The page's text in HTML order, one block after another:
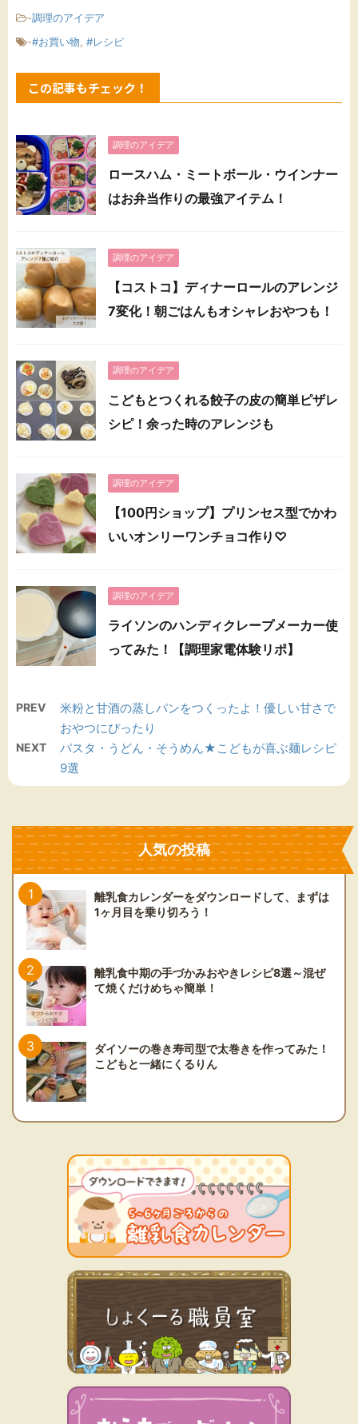
-調理のアイデア
-#お買い物, #レシピ
この記事もチェック！
調理のアイデア
ロースハム・ミートボール・ウインナー
はお弁当作りの最強アイテム！
調理のアイデア
【コストコ】ディナーロールのアレンジ
7変化！朝ごはんもオシャレおやつも！
調理のアイデア
こどもとつくれる餃子の皮の簡単ピザレ
シピ！余った時のアレンジも
調理のアイデア
【100円ショップ】プリンセス型でかわ
いいオンリーワンチョコ作り♡
調理のアイデア
ライソンのハンディクレープメーカー使
ってみた！【調理家電体験リポ】
PREV
米粉と甘酒の蒸しパンをつくったよ！優しい甘さで
おやつにぴったり
NEXT
パスタ・うどん・そうめん★こどもが喜ぶ麺レシピ
9選
人気の投稿
離乳食カレンダーをダウンロードして、まずは
1ヶ月目を乗り切ろう！
離乳食中期の手づかみおやきレシピ8選～混ぜ
て焼くだけめちゃ簡単！
ダイソーの巻き寿司型で太巻きを作ってみた！
こどもと一緒にくるりん